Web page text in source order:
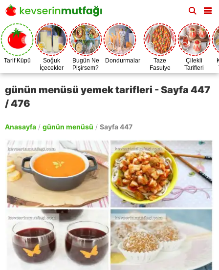
Tarif Küpü
Soğuk
İçecekler
Bugün Ne
Pişirsem?
Dondurmalar
Taze
Fasulye
Zamanı
Çilekli
Tarifleri
günün menüsü yemek tarifleri - Sayfa 447
/ 476
Anasayfa / günün menüsü / Sayfa 447